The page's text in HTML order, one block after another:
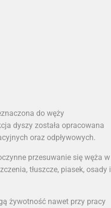
do węży
dyszy została opracowana
oraz odpływowych.
przesuwanie się węża w
tłuszcze, piasek, osady i
żywotność nawet przy pracy